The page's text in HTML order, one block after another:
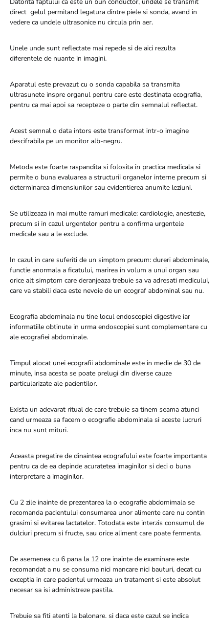
Datorita faptului ca este un bun conductor, undele se transmit
direct gelul permitand legatura dintre piele si sonda, avand in
vedere ca undele ultrasonice nu circula prin aer.
Unele unde sunt reflectate mai repede si de aici rezulta
diferentele de nuante in imagini.
Aparatul este prevazut cu o sonda capabila sa transmita
ultrasunete inspre organul pentru care este destinata ecografia,
pentru ca mai apoi sa recepteze o parte din semnalul reflectat.
Acest semnal o data intors este transformat intr-o imagine
descifrabila pe un monitor alb-negru.
Metoda este foarte raspandita si folosita in practica medicala si
permite o buna evaluarea a structurii organelor interne precum si
determinarea dimensiunilor sau evidentierea anumite leziuni.
Se utilizeaza in mai multe ramuri medicale: cardiologie, anestezie,
precum si in cazul urgentelor pentru a confirma urgentele
medicale sau a le exclude.
In cazul in care suferiti de un simptom precum: dureri abdominale,
functie anormala a ficatului, marirea in volum a unui organ sau
orice alt simptom care deranjeaza trebuie sa va adresati medicului,
care va stabili daca este nevoie de un ecograf abdominal sau nu.
Ecografia abdominala nu tine locul endoscopiei digestive iar
informatiile obtinute in urma endoscopiei sunt complementare cu
ale ecografiei abdominale.
Timpul alocat unei ecografii abdominale este in medie de 30 de
minute, insa acesta se poate prelugi din diverse cauze
particularizate ale pacientilor.
Exista un adevarat ritual de care trebuie sa tinem seama atunci
cand urmeaza sa facem o ecografie abdominala si aceste lucruri
inca nu sunt mituri.
Aceasta pregatire de dinaintea ecografului este foarte importanta
pentru ca de ea depinde acuratetea imaginilor si deci o buna
interpretare a imaginilor.
Cu 2 zile inainte de prezentarea la o ecografie abdomimala se
recomanda pacientului consumarea unor alimente care nu contin
grasimi si evitarea lactatelor. Totodata este interzis consumul de
dulciuri precum si fructe, sau orice aliment care poate fermenta.
De asemenea cu 6 pana la 12 ore inainte de examinare este
recomandat a nu se consuma nici mancare nici bauturi, decat cu
exceptia in care pacientul urmeaza un tratament si este absolut
necesar sa isi administreze pastila.
Trebuie sa fiti atenti la balonare, si daca este cazul se indica